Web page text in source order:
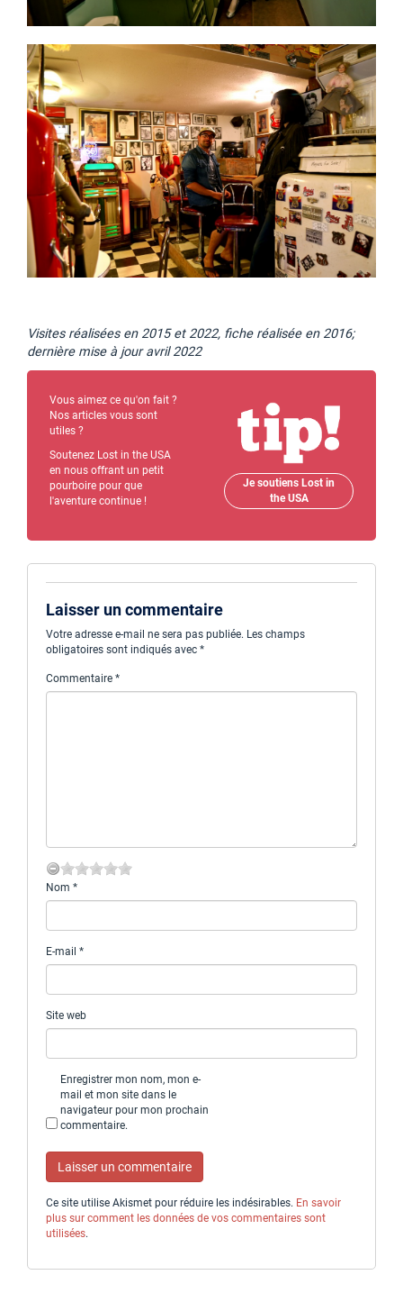
Visites réalisées en 2015 et 2022, fiche réalisée en 2016;
dernière mise à jour avril 2022
Vous aimez ce qu'on fait ?
Nos articles vous sont
utiles ?
Soutenez Lost in the USA
en nous offrant un petit
pourboire pour que
l'aventure continue !
Je soutiens Lost in
the USA
Laisser un commentaire
Votre adresse e-mail ne sera pas publiée. Les champs
obligatoires sont indiqués avec *
Commentaire *
Nom *
E-mail *
Site web
Enregistrer mon nom, mon e-
mail et mon site dans le
navigateur pour mon prochain
commentaire.
Ce site utilise Akismet pour réduire les indésirables. En savoir
plus sur comment les données de vos commentaires sont
utilisées.